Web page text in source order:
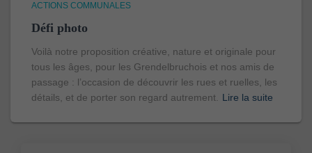
ACTIONS COMMUNALES
Défi photo
Voilà notre proposition créative, nature et originale pour
tous les âges, pour les Grendelbruchois et nos amis de
passage : l’occasion de découvrir les rues et ruelles, les
détails, et de porter son regard autrement.
Lire la suite